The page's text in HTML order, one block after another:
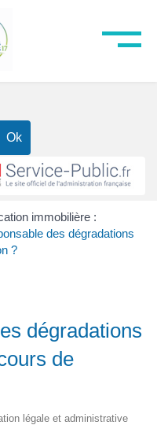
immobilière :
des dégradations
?
dégradations
de
légale et administrative